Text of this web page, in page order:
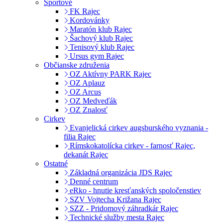
Športové
FK Rajec
Kordovánky
Maratón klub Rajec
Šachový klub Rajec
Tenisový klub Rajec
Ursus gym Rajec
Občianske združenia
OZ Aktívny PARK Rajec
OZ Aplauz
OZ Arcus
OZ Medveďák
OZ Znalosť
Cirkev
Evanjelická cirkev augsburského vyznania -
filia Rajec
Rímskokatolícka cirkev - farnosť Rajec,
dekanát Rajec
Ostatné
Základná organizácia JDS Rajec
Denné centrum
eRko - hnutie kresťanských spoločenstiev
SZV Vojtecha Križana Rajec
SZZ - Pridomový záhradkár Rajec
Technické služby mesta Rajec